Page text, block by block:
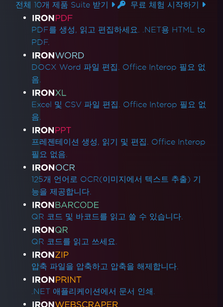
전체 10개 제품 Suite 받기 무료 체험 시작하기
제품 링크
PDF를 생성, 읽고 편집하세요. .NET용 HTML to
PDF.
DOCX Word 파일 편집. Office Interop 필요 없
음.
Excel 및 CSV 파일 편집. Office Interop 필요 없
음.
프레젠테이션 생성, 읽기 및 편집. Office Interop
필요 없음.
125개 언어로 OCR(이미지에서 텍스트 추출) 기
능을 제공합니다.
QR 코드 및 바코드를 읽고 쓸 수 있습니다.
QR 코드를 읽고 쓰세요.
압축 파일을 압축하고 압축을 해제합니다.
.NET 애플리케이션에서 문서 인쇄.